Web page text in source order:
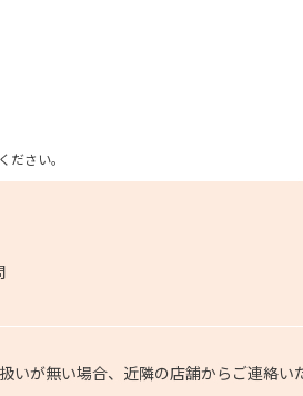
さい。
いが無い場合、近隣の店舗からご連絡い